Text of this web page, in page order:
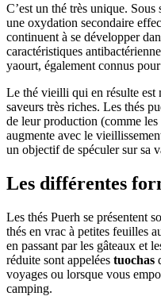
C’est un thé très unique.
une oxydation secondaire
continuent à se développer
caractéristiques
yaourt, également connus
Le thé vieilli qui en résulte est
saveurs très riches. Les thés
de leur production (comme
augmente avec le
un objectif de spéculer sur sa
Les différentes
Les thés Puerh se présentent
thés en vrac à petites feuilles
en passant par les gâteaux et
réduite sont appelées tuochas
voyages ou lorsque vous
camping.